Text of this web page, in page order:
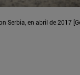
Serbia, en abril de 2017